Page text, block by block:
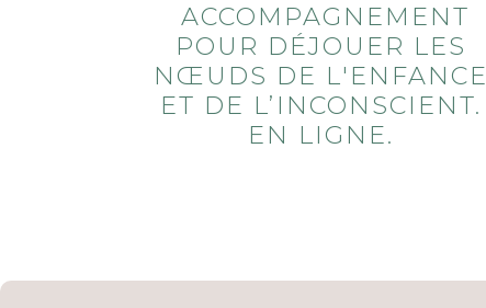
ACCOMPAGNEMENT
POUR DÉJOUER LES
NŒUDS DE L'ENFANCE
ET DE L’INCONSCIENT.
EN LIGNE.